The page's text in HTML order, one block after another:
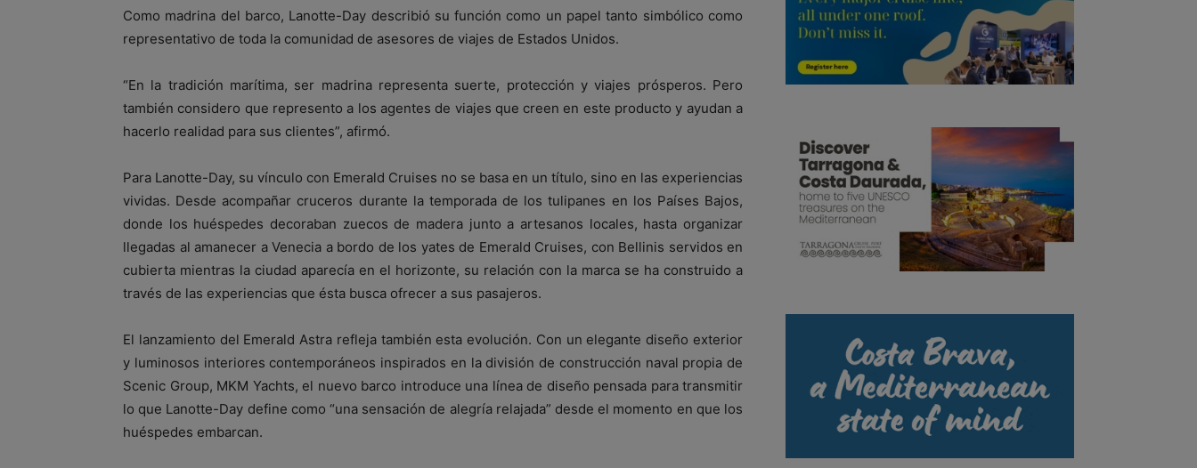
Como madrina del barco, Lanotte-Day describió su función como un papel tanto simbólico como
representativo de toda la comunidad de asesores de viajes de Estados Unidos.
“En la tradición marítima, ser madrina representa suerte, protección y viajes prósperos. Pero
también considero que represento a los agentes de viajes que creen en este producto y ayudan a
hacerlo realidad para sus clientes”, afirmó.
Para Lanotte-Day, su vínculo con Emerald Cruises no se basa en un título, sino en las experiencias
vividas. Desde acompañar cruceros durante la temporada de los tulipanes en los Países Bajos,
donde los huéspedes decoraban zuecos de madera junto a artesanos locales, hasta organizar
llegadas al amanecer a Venecia a bordo de los yates de Emerald Cruises, con Bellinis servidos en
cubierta mientras la ciudad aparecía en el horizonte, su relación con la marca se ha construido a
través de las experiencias que ésta busca ofrecer a sus pasajeros.
El lanzamiento del Emerald Astra refleja también esta evolución. Con un elegante diseño exterior
y luminosos interiores contemporáneos inspirados en la división de construcción naval propia de
Scenic Group, MKM Yachts, el nuevo barco introduce una línea de diseño pensada para transmitir
lo que Lanotte-Day define como “una sensación de alegría relajada” desde el momento en que los
huéspedes embarcan.